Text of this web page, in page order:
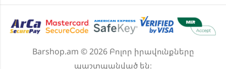
Barshop.am © 2026 Բոլոր իրավունքները
պաշտպանված են։